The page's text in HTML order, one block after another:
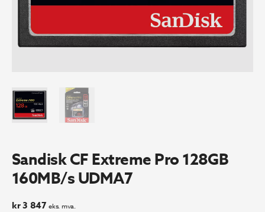
Sandisk CF Extreme Pro 128GB
160MB/s UDMA7
kr3 847 eks. mva.